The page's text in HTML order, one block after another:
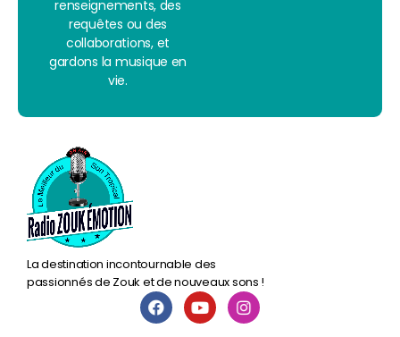
renseignements, des
requêtes ou des
collaborations, et
gardons la musique en
vie.
La destination incontournable des
passionnés de Zouk et de nouveaux sons !